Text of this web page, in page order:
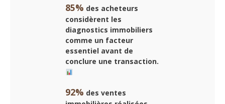
85% des acheteurs
considèrent les
diagnostics immobiliers
comme un facteur
essentiel avant de
conclure une transaction.
92% des ventes